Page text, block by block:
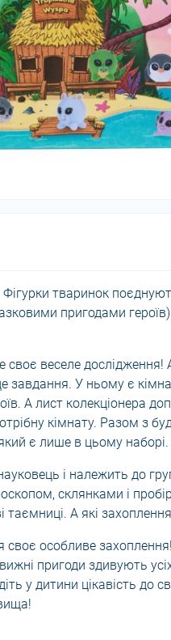
тваринок
пригодами
веселе дослідження!
завдання. У ньому є
А лист колекціонера
кімнату. Разом з
є лише в цьому наборі.
і належить до
склянками і
А які
своє особливе захоплення!
пригоди здивують
у дитини цікавість до